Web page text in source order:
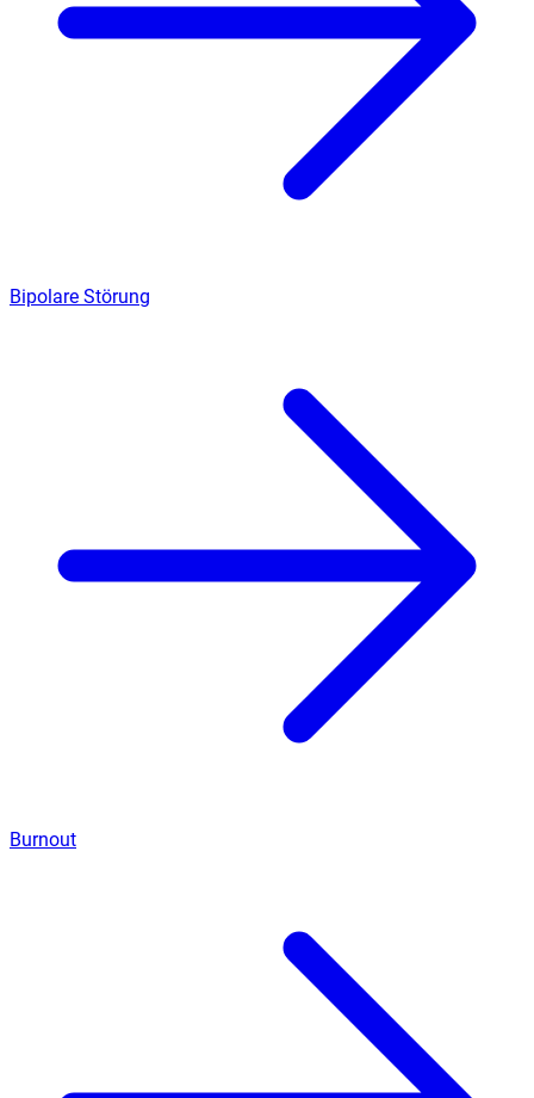
Bipolare Störung
Burnout